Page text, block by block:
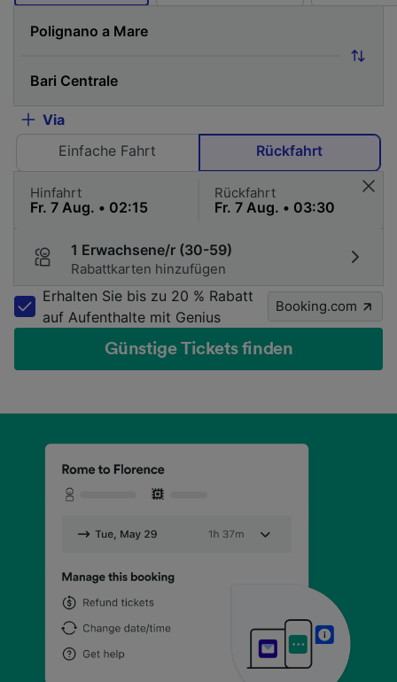
Via
Einfache Fahrt
Rückfahrt
Hinfahrt Rückfahrt
1 Erwachsene/r (30-59)
Rabattkarten hinzufügen
Erhalten Sie bis zu 20 % Rabatt
auf Aufenthalte mit Genius
Booking.com
Günstige Tickets finden